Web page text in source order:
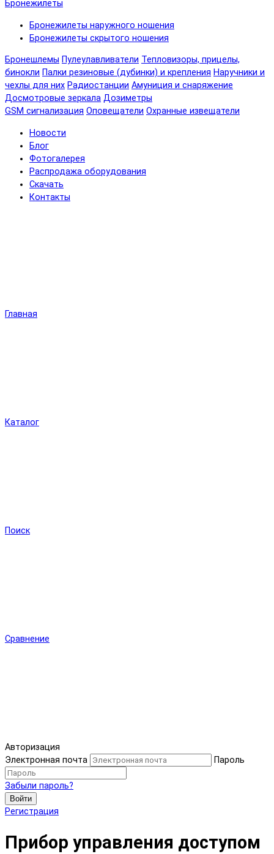
Бронежилеты
Бронежилеты наружного ношения
Бронежилеты скрытого ношения
Бронешлемы Пулеулавливатели Тепловизоры, прицелы,
бинокли Палки резиновые (дубинки) и крепления Наручники и
чехлы для них Радиостанции Амуниция и снаряжение
Досмотровые зеркала Дозиметры
GSM сигнализация Оповещатели Охранные извещатели
Новости
Блог
Фотогалерея
Распродажа оборудования
Скачать
Контакты
Главная
Каталог
Поиск
Сравнение
Авторизация
Электронная почта
Пароль
Забыли пароль?
Войти
Регистрация
Прибор управления доступом